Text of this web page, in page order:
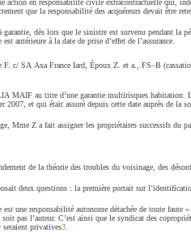
action en responsabilité civile extracontractuelle qui,
que la responsabilité des acquéreurs devait être
garantie, dès lors que le sinistre est survenu pendant
antérieure à la date de prise d’effet de l’assurance.
F. c/ SA Axa France Iard, Époux Z. et a., FS–B
MAIF au titre d’une garantie multirisques
et qui était assuré depuis cette date auprès de la
Mme Z a fait assigner les propriétaires successifs du
de la théorie des troubles du voisinage, des
deux questions : la première portait sur
une responsabilité autonome détachée de toute faute »
pas l’auteur. C’est ainsi que le syndicat des
seraient privatives3